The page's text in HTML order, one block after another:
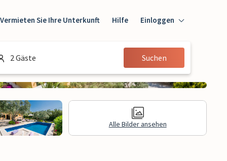
Vermieten Sie Ihre Unterkunft Hilfe Einloggen
Einloggen
Gast
2 Gäste Suchen
Alle Bilder ansehen